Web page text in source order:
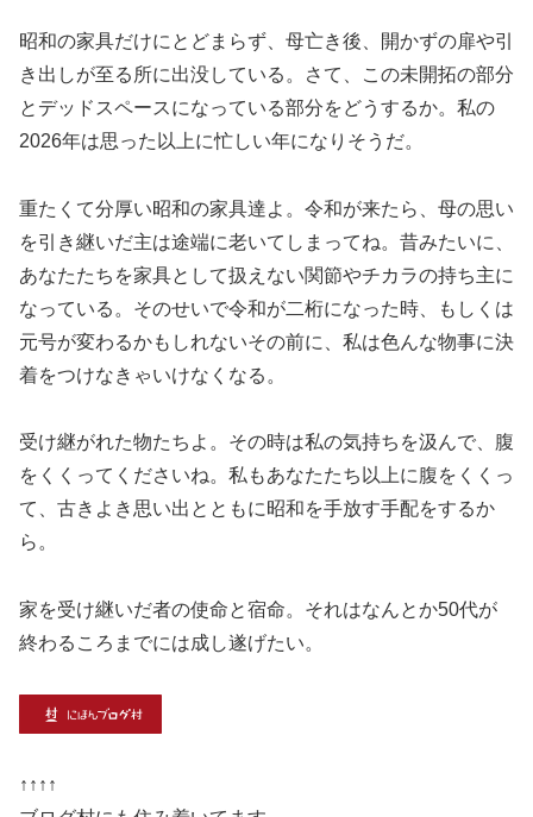
昭和の家具だけにとどまらず、母亡き後、開かずの扉や引
き出しが至る所に出没している。さて、この未開拓の部分
とデッドスペースになっている部分をどうするか。私の
2026年は思った以上に忙しい年になりそうだ。
重たくて分厚い昭和の家具達よ。令和が来たら、母の思い
を引き継いだ主は途端に老いてしまってね。昔みたいに、
あなたたちを家具として扱えない関節やチカラの持ち主に
なっている。そのせいで令和が二桁になった時、もしくは
元号が変わるかもしれないその前に、私は色んな物事に決
着をつけなきゃいけなくなる。
受け継がれた物たちよ。その時は私の気持ちを汲んで、腹
をくくってくださいね。私もあなたたち以上に腹をくくっ
て、古きよき思い出とともに昭和を手放す手配をするか
ら。
家を受け継いだ者の使命と宿命。それはなんとか50代が
終わるころまでには成し遂げたい。
↑↑↑↑